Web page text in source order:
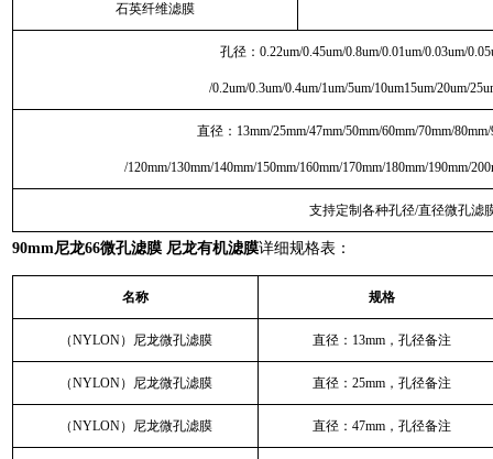
石英纤维滤膜
孔径：0.22um/0.45um/0.8um/0.01um/0.03um/
/0.2um/0.3um/0.4um/1um/5um/10um15um/20um/
直径：13mm/25mm/47mm/50mm/60mm/70mm/
/120mm/130mm/140mm/150mm/160mm/170mm/180mm/190mm/
支持定制各种孔径/直径微孔滤
90mm尼龙66微孔滤膜 尼龙有机滤膜详细规格表：
名称 规格
（NYLON）尼龙微孔滤膜 直径：13mm，孔径备注
（NYLON）尼龙微孔滤膜 直径：25mm，孔径备注
（NYLON）尼龙微孔滤膜 直径：47mm，孔径备注